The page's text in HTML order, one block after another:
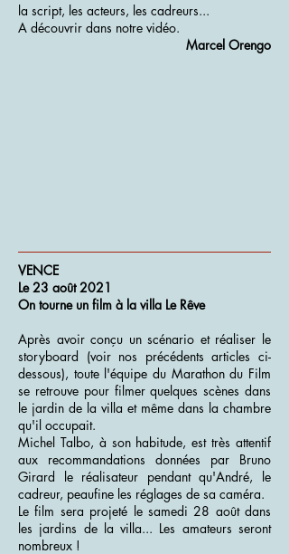
la script, les acteurs, les cadreurs...
A découvrir dans notre vidéo.
Marcel Orengo
VENCE
Le 23 août 2021
On tourne un film à la villa Le Rêve
Après avoir conçu un scénario et réaliser le
storyboard (voir nos précédents articles ci-
dessous), toute l'équipe du Marathon du Film
se retrouve pour filmer quelques scènes dans
le jardin de la villa et même dans la chambre
qu'il occupait.
Michel Talbo, à son habitude, est très attentif
aux recommandations données par Bruno
Girard le réalisateur pendant qu'André, le
cadreur, peaufine les réglages de sa caméra.
Le film sera projeté le samedi 28 août dans
les jardins de la villa... Les amateurs seront
nombreux !